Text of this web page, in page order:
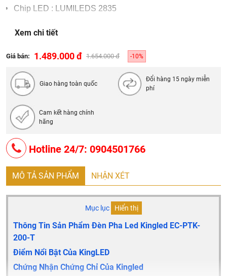
Chip LED : LUMILEDS 2835
Góc Chiếu: 90°
Tiêu Chuẩn: IP 65
Quy cách đóng gói: 10 chiếc/thùng
Xem chi tiết
Giá bán: 1.489.000 đ 1.654.000 đ -10%
Giao hàng toàn quốc
Đổi hàng 15 ngày miễn
phí
Cam kết hàng chính
hãng
Hotline 24/7: 0904501766
MÔ TẢ SẢN PHẨM NHẬN XÉT
Mục lục Hiển thị
Thông Tin Sản Phẩm Đèn Pha Led Kingled EC-PTK-
200-T
Điểm Nổi Bật Của KingLED
Chứng Nhận Chứng Chỉ Của Kingled